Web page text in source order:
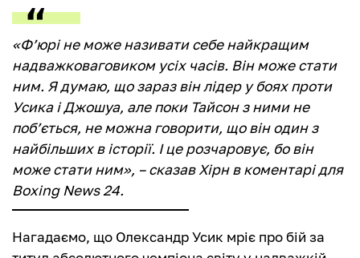
«Ф’юрі не може називати себе найкращим
надважковаговиком усіх часів. Він може стати
ним. Я думаю, що зараз він лідер у боях проти
Усика і Джошуа, але поки Тайсон з ними не
поб’ється, не можна говорити, що він один з
найбільших в історії. І це розчаровує, бо він
може стати ним», – сказав Хірн в коментарі для
Boxing News 24.
Нагадаємо, що Олександр Усик мріє про бій за